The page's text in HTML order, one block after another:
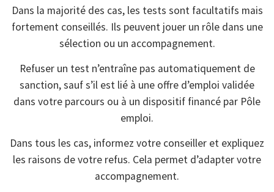
Dans la majorité des cas, les tests sont facultatifs mais
fortement conseillés. Ils peuvent jouer un rôle dans une
sélection ou un accompagnement.
Refuser un test n’entraîne pas automatiquement de
sanction, sauf s’il est lié à une offre d’emploi validée
dans votre parcours ou à un dispositif financé par Pôle
emploi.
Dans tous les cas, informez votre conseiller et expliquez
les raisons de votre refus. Cela permet d’adapter votre
accompagnement.